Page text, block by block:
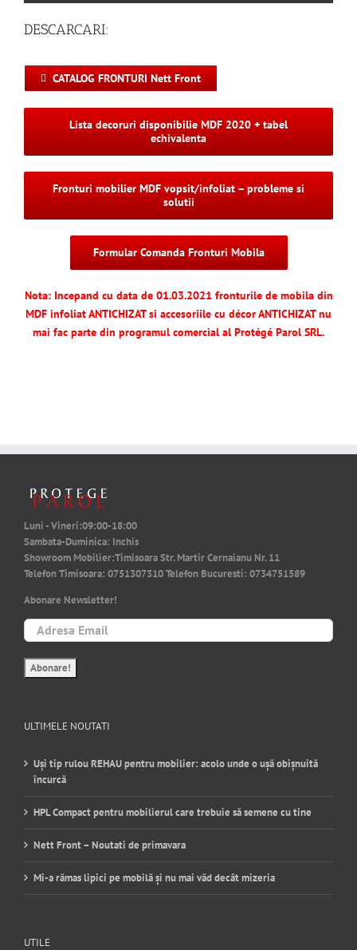
DESCARCARI:
CATALOG FRONTURI Nett Front
Lista decoruri disponibilie MDF 2020 + tabel
echivalenta
Fronturi mobilier MDF vopsit/infoliat – probleme si
solutii
Formular Comanda Fronturi Mobila
Nota: Incepand cu data de 01.03.2021 fronturile de mobila din
MDF infoliat ANTICHIZAT si accesoriile cu décor ANTICHIZAT nu
mai fac parte din programul comercial al Protégé Parol SRL.
Luni - Vineri:09:00-18:00
Sambata-Duminica: Inchis
Showroom Mobilier:Timisoara Str. Martir Cernaianu Nr. 11
Telefon Timisoara: 0751307310Telefon Bucuresti: 0734751589
Abonare Newsletter!
ULTIMELE NOUTATI
Uși tip rulou REHAU pentru mobilier: acolo unde o ușă obișnuită
încurcă
HPL Compact pentru mobilierul care trebuie să semene cu tine
Nett Front – Noutati de primavara
Mi-a rămas lipici pe mobilă și nu mai văd decât mizeria
UTILE